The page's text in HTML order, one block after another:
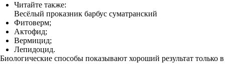
Читайте также:
Весёлый проказник барбус суматранский
Фитоверм;
Актофид;
Вермицид;
Лепидоцид.
Биологические способы показывают хороший результат только в